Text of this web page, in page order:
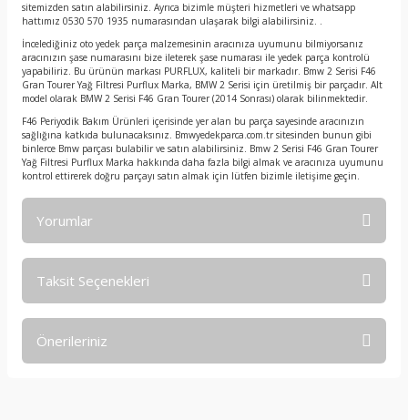
sitemizden satın alabilirsiniz. Ayrıca bizimle müşteri hizmetleri ve whatsapp
hattımız 0530 570 1935 numarasından ulaşarak bilgi alabilirsiniz. .
İncelediğiniz oto yedek parça malzemesinin aracınıza uyumunu bilmiyorsanız
aracınızın şase numarasını bize ileterek şase numarası ile yedek parça kontrolü
yapabiliriz. Bu ürünün markası PURFLUX, kaliteli bir markadır. Bmw 2 Serisi F46
Gran Tourer Yağ Filtresi Purflux Marka, BMW 2 Serisi için üretilmiş bir parçadır. Alt
model olarak BMW 2 Serisi F46 Gran Tourer (2014 Sonrası) olarak bilinmektedir.
F46 Periyodik Bakım Ürünleri içerisinde yer alan bu parça sayesinde aracınızın
sağlığına katkıda bulunacaksınız. Bmwyedekparca.com.tr sitesinden bunun gibi
binlerce Bmw parçası bulabilir ve satın alabilirsiniz. Bmw 2 Serisi F46 Gran Tourer
Yağ Filtresi Purflux Marka hakkında daha fazla bilgi almak ve aracınıza uyumunu
kontrol ettirerek doğru parçayı satın almak için lütfen bizimle iletişime geçin.
Yorumlar
Taksit Seçenekleri
Önerileriniz